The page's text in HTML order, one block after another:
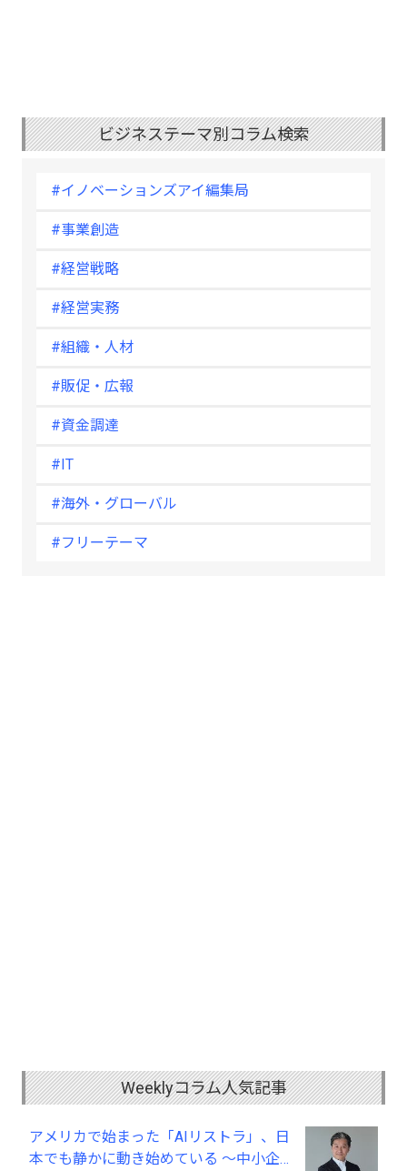
ビジネステーマ別コラム検索
#イノベーションズアイ編集局
#事業創造
#経営戦略
#経営実務
#組織・人材
#販促・広報
#資金調達
#IT
#海外・グローバル
#フリーテーマ
Weeklyコラム人気記事
アメリカで始まった「AIリストラ」、日
本でも静かに動き始めている ～中小企